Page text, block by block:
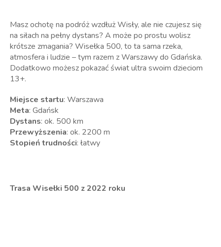
Masz ochotę na podróż wzdłuż Wisły, ale nie czujesz się
na siłach na pełny dystans? A może po prostu wolisz
krótsze zmagania? Wisełka 500, to ta sama rzeka,
atmosfera i ludzie – tym razem z Warszawy do Gdańska.
Dodatkowo możesz pokazać świat ultra swoim dzieciom
13+.
Miejsce startu: Warszawa
Meta: Gdańsk
Dystans: ok. 500 km
Przewyższenia: ok. 2200 m
Stopień trudności: łatwy
Trasa Wisełki 500 z 2022 roku